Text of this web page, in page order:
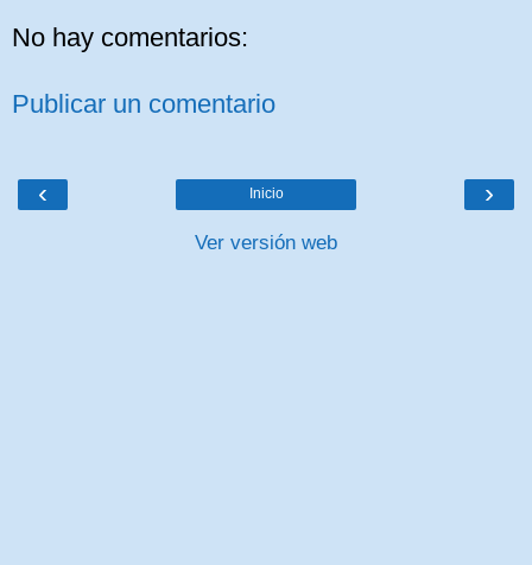
No hay comentarios:
Publicar un comentario
‹ ›
Inicio
Ver versión web